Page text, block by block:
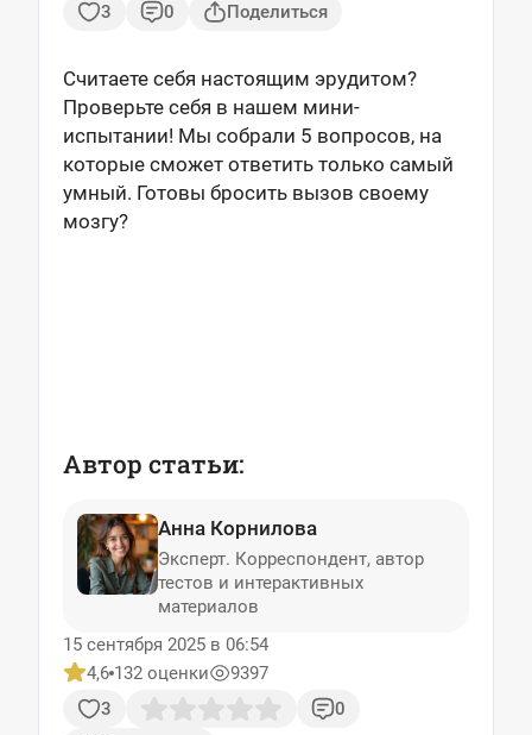
3
0 Поделиться
Считаете себя настоящим эрудитом?
Проверьте себя в нашем мини-
испытании! Мы собрали 5 вопросов, на
которые сможет ответить только самый
умный. Готовы бросить вызов своему
мозгу?
Автор статьи:
Анна Корнилова
Эксперт. Корреспондент, автор
тестов и интерактивных
материалов
15 сентября 2025 в 06:54
4,6 132 оценки
9397
3
0